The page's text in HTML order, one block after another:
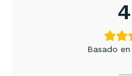
Basado en